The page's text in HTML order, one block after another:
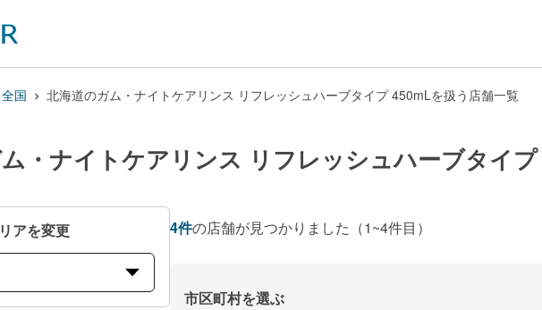
全国 北海道のガム・ナイトケアリンス リフレッシュハーブタイプ 450mLを扱う店舗一覧
・ナイトケアリンス リフレッシュハーブタイ
アを変更 4件の店舗が見つかりました （1~4件目）
市区町村を選ぶ